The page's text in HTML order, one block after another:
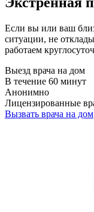
Если вы или ваш
ситуации, не
работаем
Выезд врача на дом
В течение 60 минут
Анонимно
Лицензированные
Вызвать врача на дом